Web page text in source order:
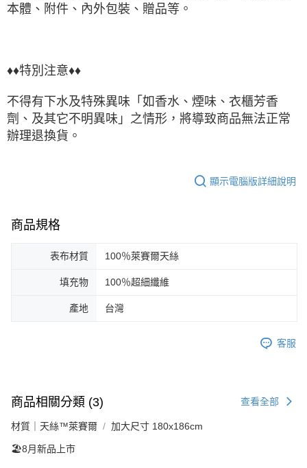
本體、附件、內外包裝、贈品等。
♦♦特別注意♦♦
不得有下水及特殊異味「如香水、煙味、衣櫃芳香
劑、及其它不明異味」之情形，將導致商品無法正常
辦理退換貨。
顯示電腦版詳細說明
商品規格
表布材質 100％萊賽爾天絲
填充物 100％超細纖維
產地 台灣
客服
商品相關分類 (3) 查看全部
材質｜天絲™萊賽爾 加大尺寸 180x186cm
🏖️8月新品上市